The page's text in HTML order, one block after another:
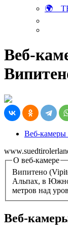
🌍 ТВ
Веб-
Веб-камеры
О веб-камере
Випитено
Альпах, в
метров над
Веб-